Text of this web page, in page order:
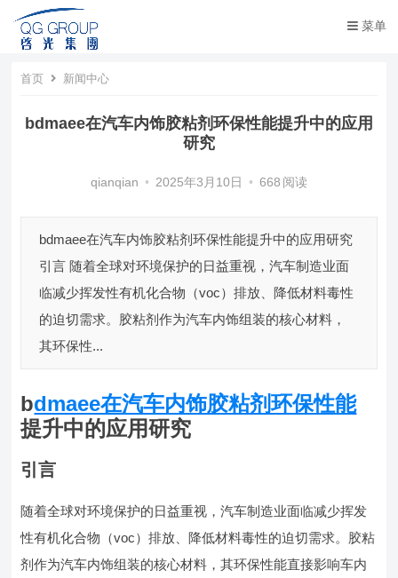
菜单
首页 新闻中心
bdmaee在汽车内饰胶粘剂环保性能提升中的应用
研究
qianqian • 2025年3月10日 • 668 阅读
bdmaee在汽车内饰胶粘剂环保性能提升中的应用研究
引言 随着全球对环境保护的日益重视，汽车制造业面
临减少挥发性有机化合物（voc）排放、降低材料毒性
的迫切需求。胶粘剂作为汽车内饰组装的核心材料，
其环保性...
bdmaee在汽车内饰胶粘剂环保性能
提升中的应用研究
引言
随着全球对环境保护的日益重视，汽车制造业面临减少挥发
性有机化合物（voc）排放、降低材料毒性的迫切需求。胶粘
剂作为汽车内饰组装的核心材料，其环保性能直接影响车内